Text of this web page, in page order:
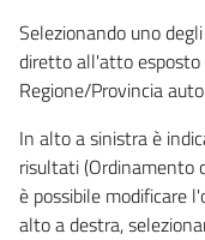
Selezionando uno
diretto all'atto esposto
Regione/Provincia
In alto a sinistra è
risultati (Ordinamento
è possibile modificare
alto a destra,